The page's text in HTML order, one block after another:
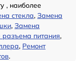
, наиболее
стекла, Замена
, Замена
питания,
, Ремонт
.